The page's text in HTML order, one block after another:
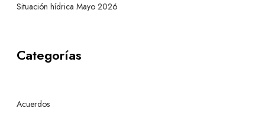
Situación hídrica Mayo 2026
Categorías
Acuerdos